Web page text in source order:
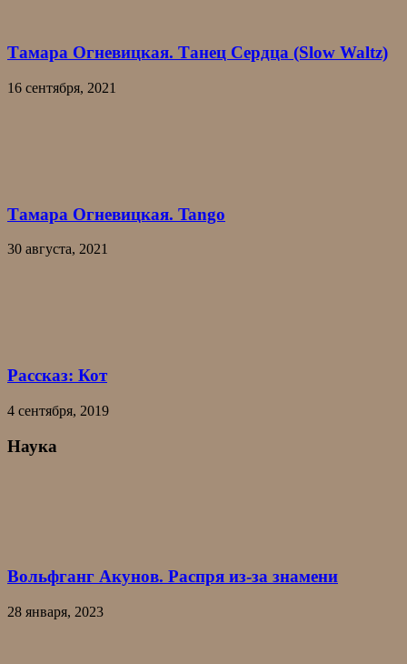
Тамара Огневицкая. Танец Сердца (Slow Waltz)
16 сентября, 2021
Тамара Огневицкая. Tango
30 августа, 2021
Рассказ: Кот
4 сентября, 2019
Наука
Вольфганг Акунов. Распря из-за знамени
28 января, 2023